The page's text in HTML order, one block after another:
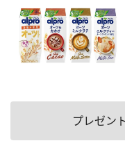
プレゼン